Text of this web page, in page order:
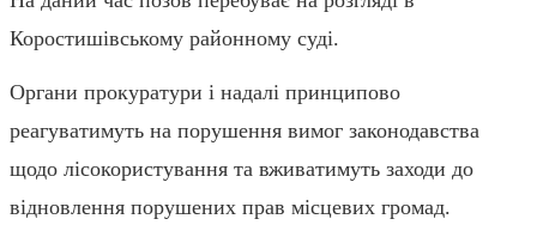
Коростишівському районному суді.
Органи прокуратури і надалі принципово
реагуватимуть на порушення вимог законодавства
щодо лісокористування та вживатимуть заходи до
відновлення порушених прав місцевих громад.